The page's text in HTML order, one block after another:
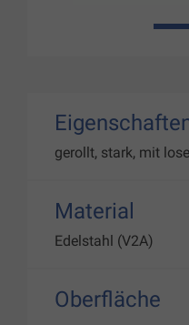
1
gerollt, stark, mit
Material
Edelstahl (V2A)
Oberfläche